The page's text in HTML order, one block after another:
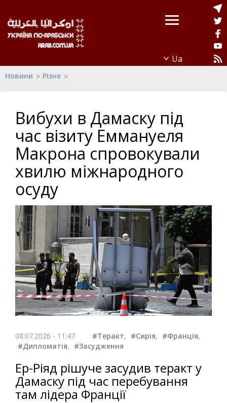
Новини Різне
Вибухи в Дамаску під
час візиту Еммануеля
Макрона спровокували
хвилю міжнародного
осуду
08.07.2026 - 11:47 #Теракт, #Сирія, #Франція,
#Дипломатія, #Засудження
Ер-Ріяд рішуче засудив теракт у
Дамаску під час перебування
там лідера Франції